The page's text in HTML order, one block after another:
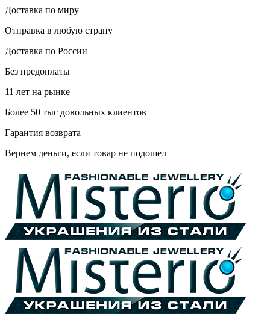
Доставка по миру
Отправка в любую страну
Доставка по России
Без предоплаты
11 лет на рынке
Более 50 тыс довольных клиентов
Гарантия возврата
Вернем деньги, если товар не подошел